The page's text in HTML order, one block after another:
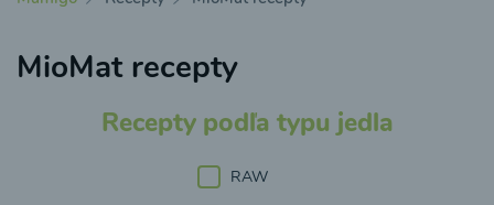
MioMat recepty
Recepty podľa typu jedla
RAW